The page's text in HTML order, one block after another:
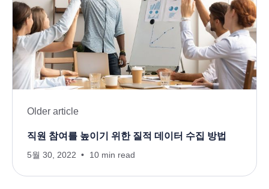
Older article
직원 참여를 높이기 위한 질적 데이터 수집 방법
5월 30, 2022 10 min read